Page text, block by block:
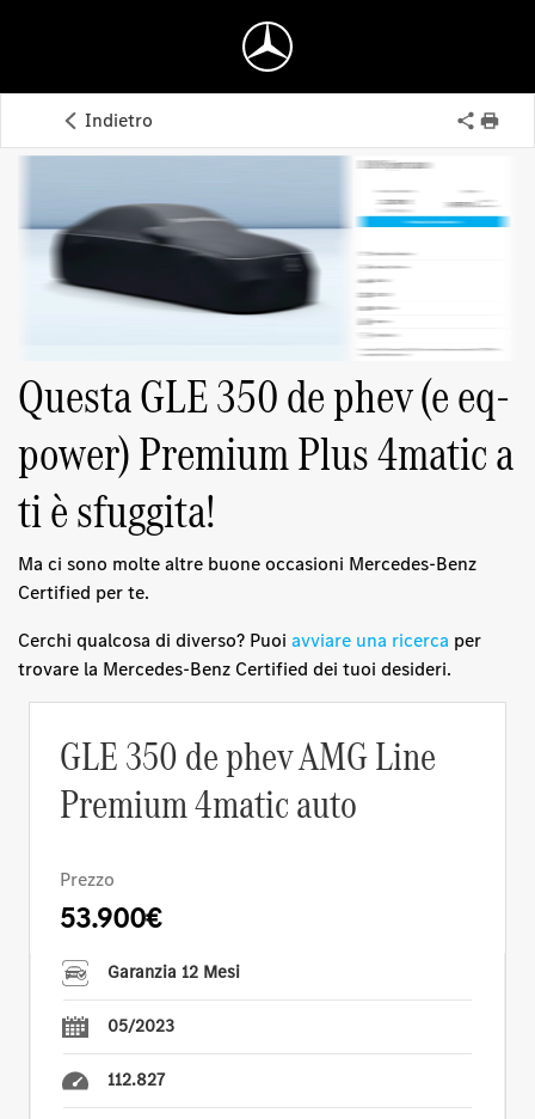
Indietro
Questa GLE 350 de phev (e eq-
power) Premium Plus 4matic a
ti è sfuggita!
Ma ci sono molte altre buone occasioni Mercedes-Benz
Certified per te.
Cerchi qualcosa di diverso? Puoi avviare una ricerca per
trovare la Mercedes-Benz Certified dei tuoi desideri.
GLE 350 de phev AMG Line
Premium 4matic auto
Prezzo
53.900€
Garanzia 12 Mesi
05/2023
112.827